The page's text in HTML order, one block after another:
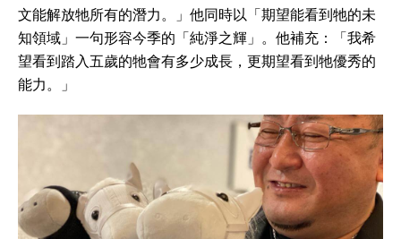
文能解放牠所有的潛力。」他同時以「期望能看到牠的未
知領域」一句形容今季的「純淨之輝」。他補充：「我希
望看到踏入五歲的牠會有多少成長，更期望看到牠優秀的
能力。」